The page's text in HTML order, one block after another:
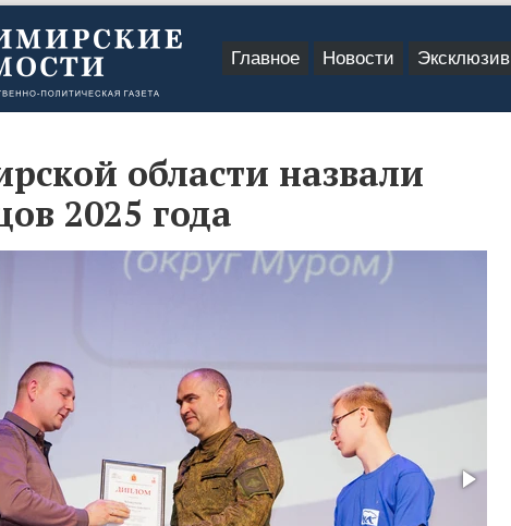
Главное Новости Эксклюзив
области назвали
2025 года